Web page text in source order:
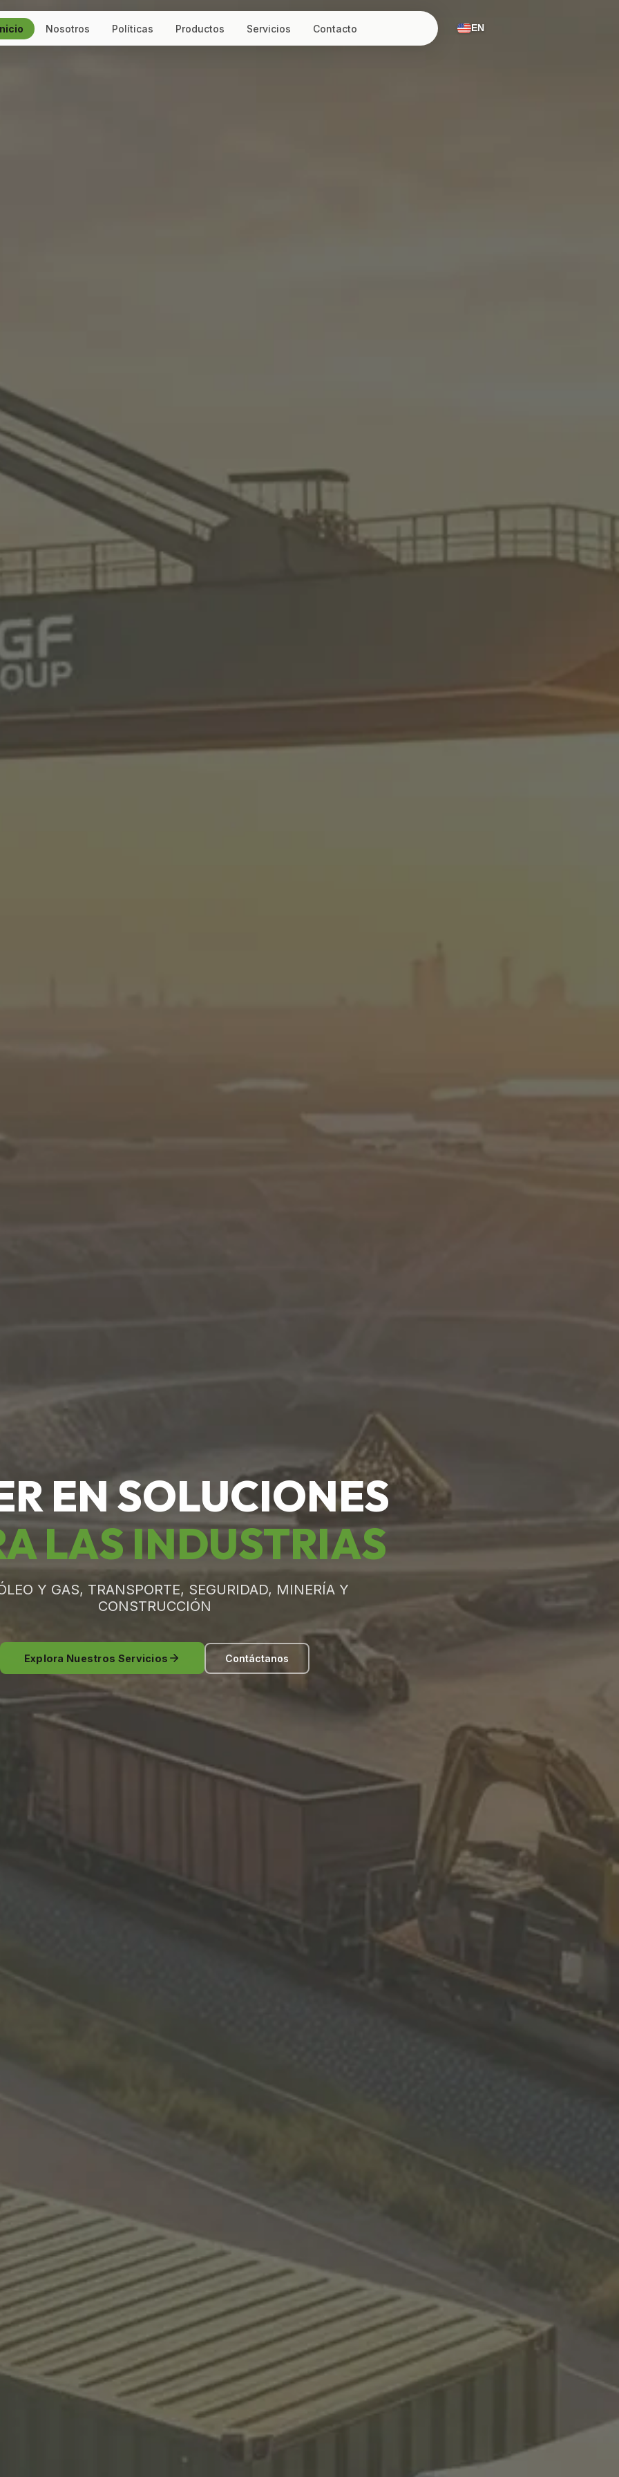
Nosotros Políticas Productos Servicios Contacto EN
EN SOLUCIONES
LAS INDUSTRIAS
Y GAS, TRANSPORTE, SEGURIDAD, MINERÍA Y
CONSTRUCCIÓN
Explora Nuestros Servicios Contáctanos